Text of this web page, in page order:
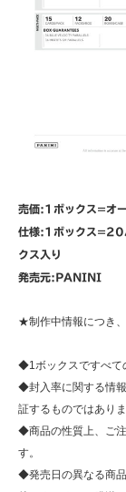
売価:1ボックス=オ
仕様:1ボックス=20
クス入り
発売元:PANINI
★制作中情報につき
◆1ボックスですべて
◆封入率に関する情
証するものではありま
◆商品の性質上、ご
す。
◆発売日の異なる商